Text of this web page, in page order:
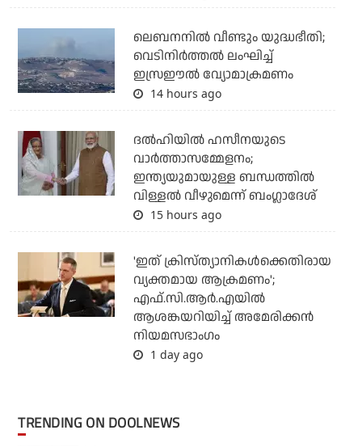
ലെബനനില്‍ വീണ്ടും യുദ്ധഭീതി;
വെടിനിര്‍ത്തല്‍ ലംഘിച്ച്
ഇസ്രഈല്‍ വ്യോമാക്രമണം
14 hours ago
ദല്‍ഹിയില്‍ ഹസീനയുടെ
വാര്‍ത്താസമ്മേളനം;
ഇന്ത്യയുമായുള്ള ബന്ധത്തില്‍
വിള്ളല്‍ വീഴുമെന്ന് ബംഗ്ലാദേശ്
15 hours ago
'ഇത് ക്രിസ്ത്യാനികള്‍ക്കെതിരായ
വ്യക്തമായ ആക്രമണം';
എഫ്.സി.ആര്‍.എയില്‍
ആശങ്കയറിയിച്ച് അമേരിക്കന്‍
നിയമസഭാംഗം
1 day ago
TRENDING ON DOOLNEWS